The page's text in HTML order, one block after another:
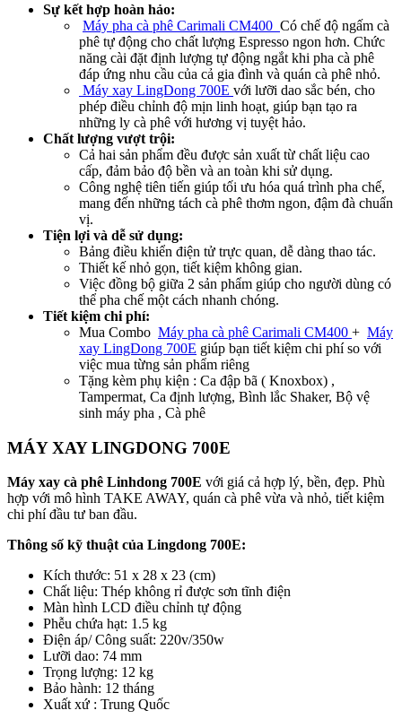
Sự kết hợp hoàn hảo:
Máy pha cà phê Carimali CM400 Có chế độ ngấm cà
phê tự động cho chất lượng Espresso ngon hơn. Chức
năng cài đặt định lượng tự động ngắt khi pha cà phê
đáp ứng nhu cầu của cả gia đình và quán cà phê nhỏ.
Máy xay LingDong 700E với lưỡi dao sắc bén, cho
phép điều chỉnh độ mịn linh hoạt, giúp bạn tạo ra
những ly cà phê với hương vị tuyệt hảo.
Chất lượng vượt trội:
Cả hai sản phẩm đều được sản xuất từ chất liệu cao
cấp, đảm bảo độ bền và an toàn khi sử dụng.
Công nghệ tiên tiến giúp tối ưu hóa quá trình pha chế,
mang đến những tách cà phê thơm ngon, đậm đà chuẩn
vị.
Tiện lợi và dễ sử dụng:
Bảng điều khiển điện tử trực quan, dễ dàng thao tác.
Thiết kế nhỏ gọn, tiết kiệm không gian.
Việc đồng bộ giữa 2 sản phẩm giúp cho người dùng có
thể pha chế một cách nhanh chóng.
Tiết kiệm chi phí:
Mua Combo Máy pha cà phê Carimali CM400 + Máy
xay LingDong 700E giúp bạn tiết kiệm chi phí so với
việc mua từng sản phẩm riêng
Tặng kèm phụ kiện : Ca đập bã ( Knoxbox) ,
Tampermat, Ca định lượng, Bình lắc Shaker, Bộ vệ
sinh máy pha , Cà phê
MÁY XAY LINGDONG 700E
Máy xay cà phê Linhdong 700E với giá cả hợp lý, bền, đẹp. Phù
hợp với mô hình TAKE AWAY, quán cà phê vừa và nhỏ, tiết kiệm
chi phí đầu tư ban đầu.
Thông số kỹ thuật của Lingdong 700E:
Kích thước: 51 x 28 x 23 (cm)
Chất liệu: Thép không rỉ được sơn tĩnh điện
Màn hình LCD điều chỉnh tự động
Phễu chứa hạt: 1.5 kg
Điện áp/ Công suất: 220v/350w
Lưỡi dao: 74 mm
Trọng lượng: 12 kg
Bảo hành: 12 tháng
Xuất xứ : Trung Quốc